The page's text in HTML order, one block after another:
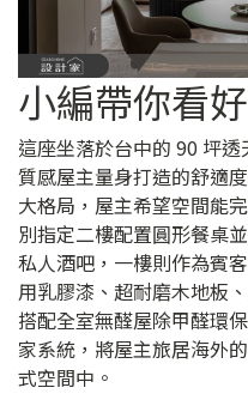
小編帶你看
這座坐落於台中的 90 坪
質感屋主量身打造的舒適
大格局，屋主希望空間能
別指定二樓配置圓形餐桌
私人酒吧，一樓則作為賓
用乳膠漆、超耐磨木地板
搭配全室無醛屋除甲醛環
家系統，將屋主旅居海外
式空間中。